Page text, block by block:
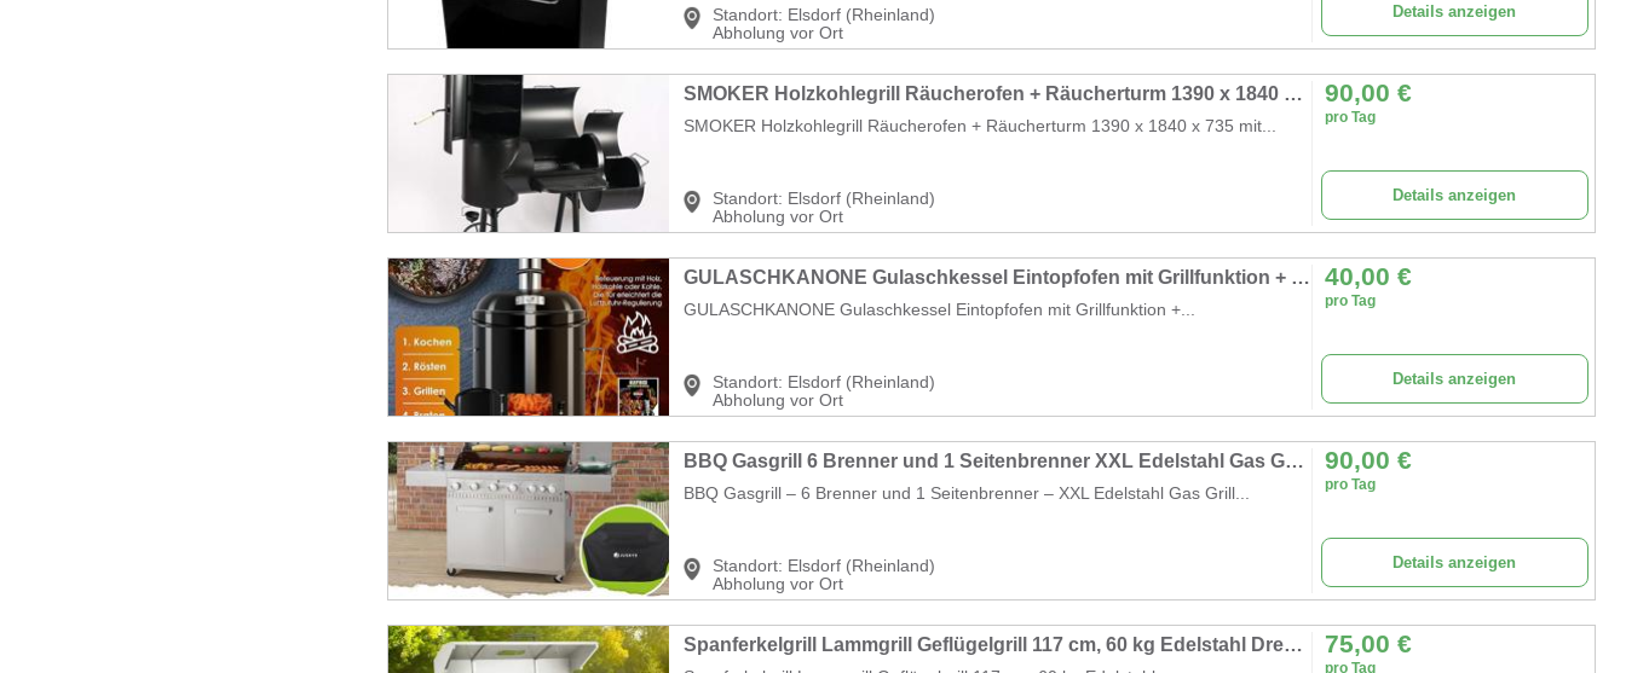
Standort: Elsdorf (Rheinland)
Abholung vor Ort
Details anzeigen
SMOKER Holzkohlegrill Räucherofen + Räucherturm 1390 x 1840 x 735 mit Deckel Warmhalterost Ablage
SMOKER Holzkohlegrill Räucherofen + Räucherturm 1390 x 1840 x 735 mit...
Standort: Elsdorf (Rheinland)
Abholung vor Ort
90,00 €
pro Tag
Details anzeigen
GULASCHKANONE Gulaschkessel Eintopfofen mit Grillfunktion + Hähnchenbräter – kochen rösten grillen
GULASCHKANONE Gulaschkessel Eintopfofen mit Grillfunktion +...
Standort: Elsdorf (Rheinland)
Abholung vor Ort
40,00 €
pro Tag
Details anzeigen
BBQ Gasgrill 6 Brenner und 1 Seitenbrenner XXL Edelstahl Gas Grill mit Gusseisen Grillrost
BBQ Gasgrill – 6 Brenner und 1 Seitenbrenner – XXL Edelstahl Gas Grill...
Standort: Elsdorf (Rheinland)
Abholung vor Ort
90,00 €
pro Tag
Details anzeigen
Spanferkelgrill Lammgrill Geflügelgrill 117 cm, 60 kg Edelstahl Drehspieß höhenverstellbar 4 Stufen 75,00 €
pro Tag